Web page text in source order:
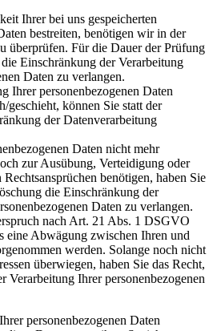
Ihrer bei uns gespeicherten
bestreiten, benötigen wir in der
überprüfen. Für die Dauer der Prüfung
Einschränkung der Verarbeitung
Daten zu verlangen.
Ihrer personenbezogenen Daten
geschieht, können Sie statt der
der Datenverarbeitung
Daten nicht mehr
zur Ausübung, Verteidigung oder
benötigen, haben Sie
die Einschränkung der
Daten zu verlangen.
nach Art. 21 Abs. 1 DSGVO
eine Abwägung zwischen Ihren und
werden. Solange noch nicht
überwiegen, haben Sie das Recht,
Verarbeitung Ihrer personenbezogenen
personenbezogenen Daten